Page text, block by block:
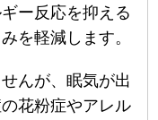
ー反応を抑える
を軽減します。
んが、眠気が出
花粉症やアレル